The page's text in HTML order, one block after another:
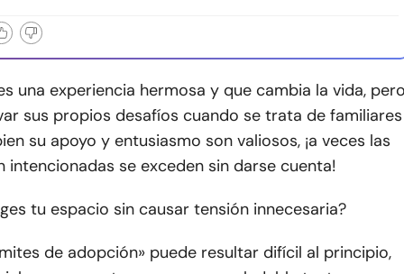
una experiencia hermosa y que cambia la vida,
sus propios desafíos cuando se trata de familiares
su apoyo y entusiasmo son valiosos, ¡a veces las
intencionadas se exceden sin darse cuenta!
tu espacio sin causar tensión innecesaria?
de adopción» puede resultar difícil al principio,